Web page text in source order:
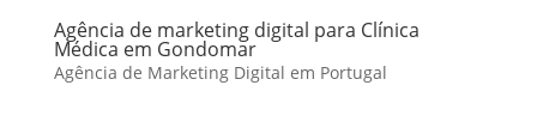
Agência de marketing digital para Clínica
Médica em Gondomar
Agência de Marketing Digital em Portugal